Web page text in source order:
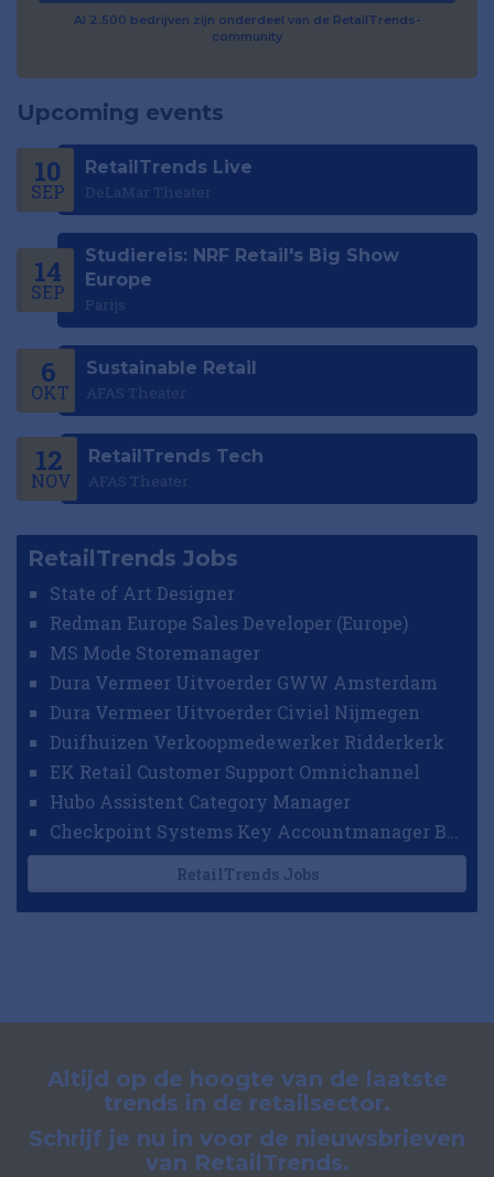
Al 2.500 bedrijven zijn onderdeel van de RetailTrends-
community
Upcoming events
10
SEP
RetailTrends Live
DeLaMar Theater
14
SEP
Studiereis: NRF Retail's Big Show
Europe
Parijs
6
OKT
Sustainable Retail
AFAS Theater
12
NOV
RetailTrends Tech
AFAS Theater
RetailTrends Jobs
State of Art Designer
Redman Europe Sales Developer (Europe)
MS Mode Storemanager
Dura Vermeer Uitvoerder GWW Amsterdam
Dura Vermeer Uitvoerder Civiel Nijmegen
Duifhuizen Verkoopmedewerker Ridderkerk
EK Retail Customer Support Omnichannel
Hubo Assistent Category Manager
RetailTrends Jobs
Altijd op de hoogte van de laatste
trends in de retailsector.
Schrijf je nu in voor de nieuwsbrieven
van RetailTrends.